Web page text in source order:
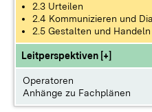
2.3 Urteilen
2.4 Kommunizieren und
2.5 Gestalten und Handeln
Leitperspektiven [+]
Operatoren
Anhänge zu Fachplänen